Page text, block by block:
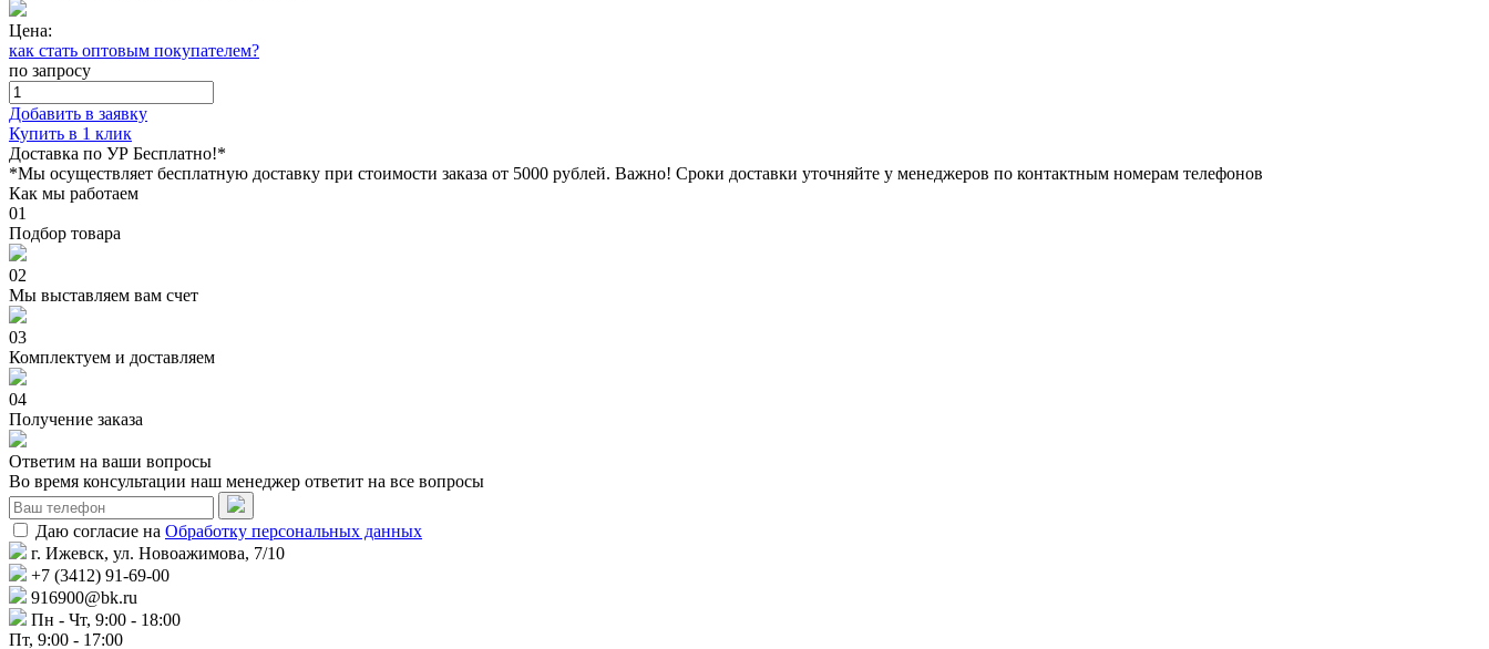
Цена:
как стать оптовым покупателем?
по запросу
Добавить в заявку
Купить в 1 клик
Доставка по УР Бесплатно!*
*Мы осуществляет бесплатную доставку при стоимости заказа от 5000 рублей. Важно! Сроки доставки уточняйте у менеджеров по контактным номерам телефонов
Как мы работаем
01
Подбор товара
02
Мы выставляем вам счет
03
Комплектуем и доставляем
04
Получение заказа
Ответим на ваши вопросы
Во время консультации наш менеджер ответит на все вопросы
Даю согласие на Обработку персональных данных
г. Ижевск, ул. Новоажимова, 7/10
+7 (3412) 91-69-00
916900@bk.ru
Пн - Чт, 9:00 - 18:00
Пт, 9:00 - 17:00